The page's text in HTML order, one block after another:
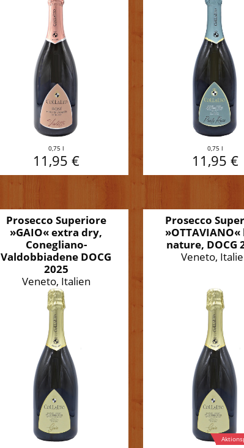
0,75 l
11,95 €
0,75 l
11,95 €
Prosecco Superiore
»GAIO« extra dry,
Conegliano-
Valdobbiadene DOCG
2025
Veneto, Italien
Prosecco
nature, DOCG
Veneto,